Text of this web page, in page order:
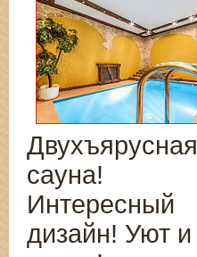
Двухъярусная
сауна!
Интересный
дизайн! Уют и